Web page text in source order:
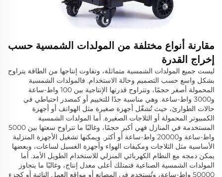
مقارنة أنواع مختلفة من المولدات الشمسية حسب
إخراج القدرة
ليست جميع المولدات الشمسية متماثلة، وتفاوت إنتاجها من الطاقة يتراوح
بشكل واسع حسب التصميم وحالة الاستخدام. فالمولدات الشمسية
المحمولة أصغر حجمًا، وتتراوح قدرتها الإنتاجية بين 100 واط-ساعة
و3000 واط-ساعة. وهي مناسبة جدًا للتخييم أو كمصدر احتياطي في
حالات الطوارئ، حيث تُشغّل أجهزة صغيرة مثل الهواتف أو أجهزة
الكمبيوتر المحمولة أو الثلاجات الصغيرة. أما المولدات الشمسية
المستخدمة في المنازل فهي أكبر حجمًا، وغالبًا ما تتراوح سعتها بين 5000
واط-ساعة و20000 واط-ساعة أو أكثر. ويمكنها تشغيل الأجهزة المنزلية
الأساسية مثل الثلاجات ومكيفات الهواء وأجهزة الغسيل لساعات، وبعضها
يمكن دمجه مع النظام الكهربائي المنزلي للاستخدام الطويل الأمد. أما
المولدات الشمسية الصناعية فتمتلك أعلى معدل إنتاج، وغالبًا ما يتجاوز
50000 واط-ساعة، وتُستخدم في المصانع أو مواقع العمل النائية أو كجزء